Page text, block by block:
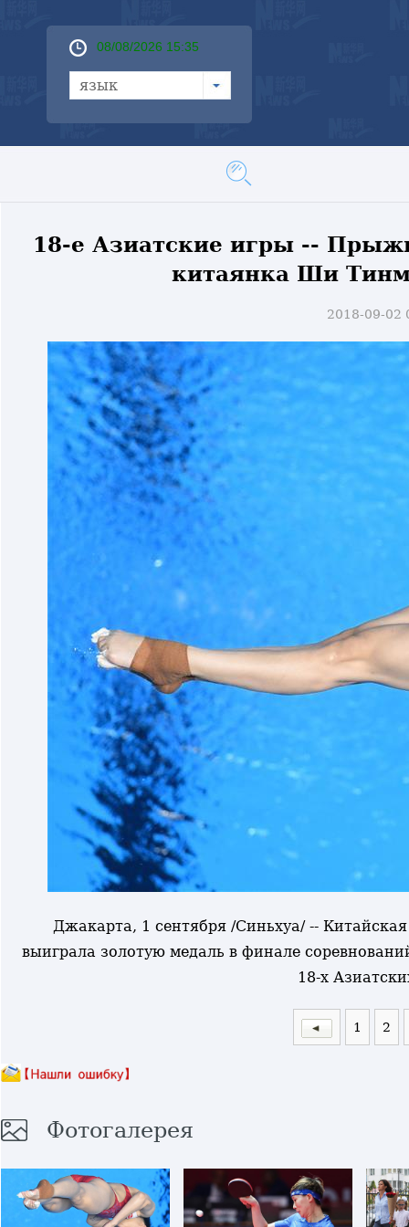
08/08/2026 15:35
язык
18-е Азиатские игры --
китаянка Ши
2018-09-02
Джакарта, 1 сентября /Синьхуа/ --
выиграла золотую медаль в финале
18-х
1 2
Фотогалерея